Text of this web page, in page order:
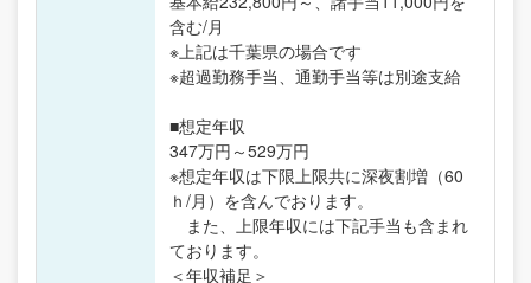
含む/月
※上記は千葉県の場合です
※超過勤務手当、通勤手当等は別途支給
■想定年収
347万円～529万円
※想定年収は下限上限共に深夜割増（60
ｈ/月）を含んでおります。
また、上限年収には下記手当も含まれ
ております。
＜年収補足＞